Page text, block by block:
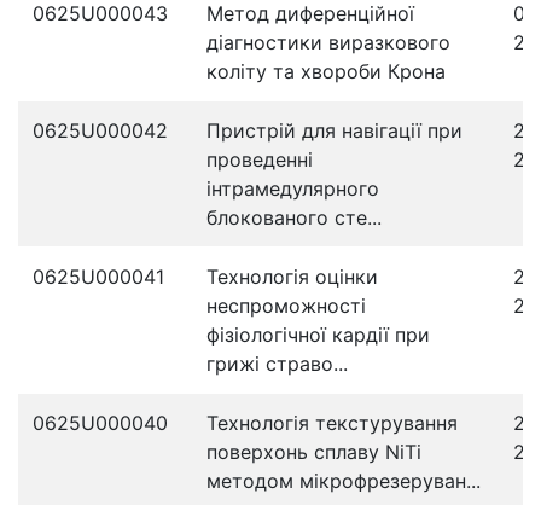
0625U000043
Метод диференційної
діагностики виразкового
коліту та хвороби Крона
0625U000042
Пристрій для навігації при
проведенні
інтрамедулярного
блокованого сте...
0625U000041
Технологія оцінки
неспроможності
фізіологічної кардії при
грижі страво...
0625U000040
Технологія текстурування
поверхонь сплаву NiTi
методом мікрофрезеруван...